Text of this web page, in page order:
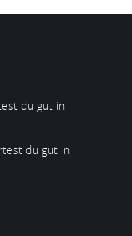
du gut in
du gut in